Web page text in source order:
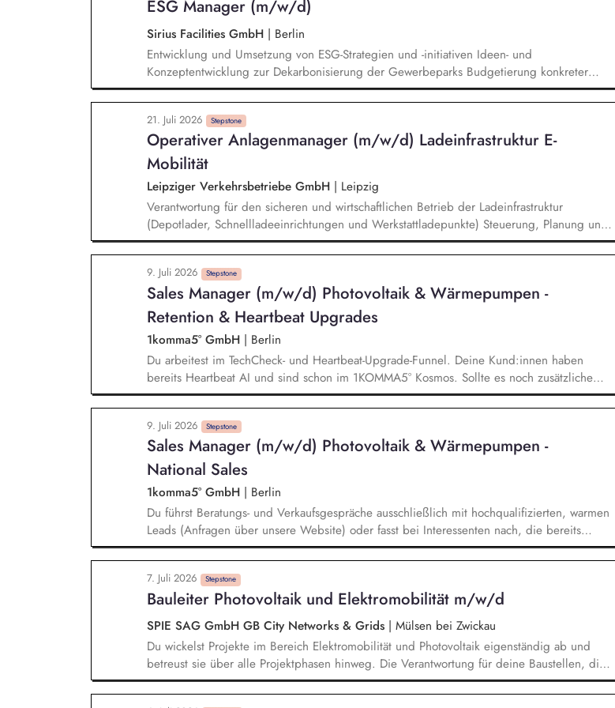
Regelwerk, WHO Guidance)
ESG Manager (m/w/d)
Sirius Facilities GmbH | Berlin
Entwicklung und Umsetzung von ESG-Strategien und -initiativen Ideen- und
Konzeptentwicklung zur Dekarbonisierung der Gewerbeparks Budgetierung konkreter
Nachhaltigkeitsmaßnahmen und Bewertung des CRREM-Pfades Machbarkeitsstudien und
technische Vorprüfung für PV-, LED- und Heizungsprojekte Unterstützung bei der
Gebäudezertifizierung nach gängigen Nachhaltigkeitsstandards Erstellung von Reports
und Präsentationen für interne und externe Stakeholder
21. Juli 2026 Stepstone
Operativer Anlagenmanager (m/w/d) Ladeinfrastruktur E-
Mobilität
Leipziger Verkehrsbetriebe GmbH | Leipzig
Verantwortung für den sicheren und wirtschaftlichen Betrieb der Ladeinfrastruktur
(Depotlader, Schnellladeeinrichtungen und Werkstattladepunkte) Steuerung, Planung und
Überwachung von Wartungs-, Inspektions- und Instandhaltungsmaßnahmen Organisation
und Begleitung gesetzlich vorgeschriebener Prüfungen (u. a. DGUV, DIN VDE) Analyse,
Koordination und nachhaltige Behebung technischer Störungen Sicherstellung einer hohen
Anlagenverfügbarkeit sowie Optimierung von Betriebssicherheit und Effizienz
9. Juli 2026 Stepstone
Sales Manager (m/w/d) Photovoltaik & Wärmepumpen -
Retention & Heartbeat Upgrades
1komma5° GmbH | Berlin
Du arbeitest im TechCheck- und Heartbeat-Upgrade-Funnel. Deine Kund:innen haben
bereits Heartbeat AI und sind schon im 1KOMMA5° Kosmos. Sollte es noch zusätzliche
kompatible Hardware, zum Beispiel Speicher, Wechselrichter oder Wallboxen benötigen,
kommst du ins Spiel. Deine Aufgabe ist es, diese Situation sauber zu führen: Verstehen,
erklären, Vertrauen schaffen, Angebot platzieren und den Abschluss sichern. Echter
Impact im Bestandsmarkt: Du hilfst Hausbesitzer:innen, bestehende PV-, Speicher-,
Wärmepumpen- oder Wallbox-Systeme fit für Heartbeat AI und Dynamic Pulse zu machen.
Keine Kaltakquise: Du sprichst mit warmen Leads, Bestandskund:innen und
Interessent:innen, die bereits Kontakt zu 1KOMMA5° hatten und Heartbeat AI nutzen
wollen.
9. Juli 2026 Stepstone
Sales Manager (m/w/d) Photovoltaik & Wärmepumpen -
National Sales
1komma5° GmbH | Berlin
Du führst Beratungs- und Verkaufsgespräche ausschließlich mit hochqualifizierten, warmen
Leads (Anfragen über unsere Website) oder fasst bei Interessenten nach, die bereits
Kontakt zu uns hatten (Reaktivierung). Der komplette Sales-Cycle: Vom ersten Videocall
über die Erstellung passgenauer Angebote bis zur digitalen Vertragsunterschrift begleitest
Du Deine Kunden. Dein Ziel ist es, für jeden Kunden die perfekte, individuelle Lösung zu
finden und den Abschluss zu sichern.
7. Juli 2026 Stepstone
Bauleiter Photovoltaik und Elektromobilität m/w/d
SPIE SAG GmbH GB City Networks & Grids | Mülsen bei Zwickau
Du wickelst Projekte im Bereich Elektromobilität und Photovoltaik eigenständig ab und
betreust sie über alle Projektphasen hinweg. Die Verantwortung für deine Baustellen, die
Disposition von Personal und Material sowie die Steuerung von Subauftragnehmern liegt in
Deinem Aufgabenbereich. Du stellst sicher, dass die Projektziele erreicht werden –